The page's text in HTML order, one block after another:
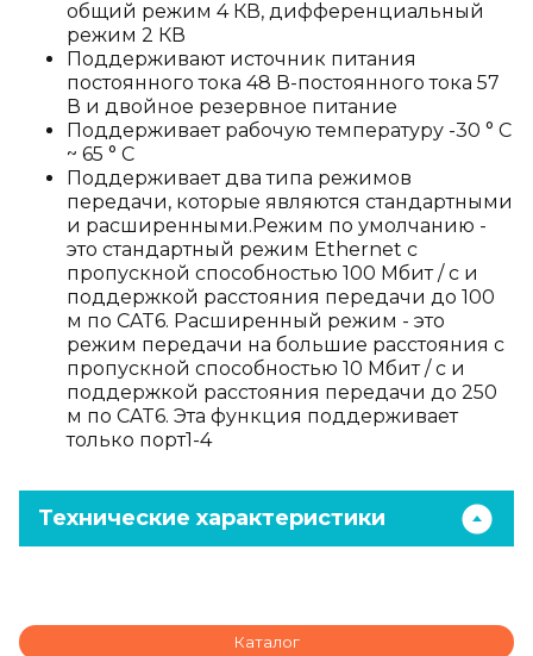
общий режим 4 КВ, дифференциальный
режим 2 КВ
Поддерживают источник питания
постоянного тока 48 В-постоянного тока 57
В и двойное резервное питание
Поддерживает рабочую температуру -30 ° C
~ 65 ° C
Поддерживает два типа режимов
передачи, которые являются стандартными
и расширенными.Режим по умолчанию -
это стандартный режим Ethernet с
пропускной способностью 100 Мбит / с и
поддержкой расстояния передачи до 100
м по CAT6. Расширенный режим - это
режим передачи на большие расстояния с
пропускной способностью 10 Мбит / с и
поддержкой расстояния передачи до 250
м по CAT6. Эта функция поддерживает
только порт1-4
Технические характеристики
Каталог